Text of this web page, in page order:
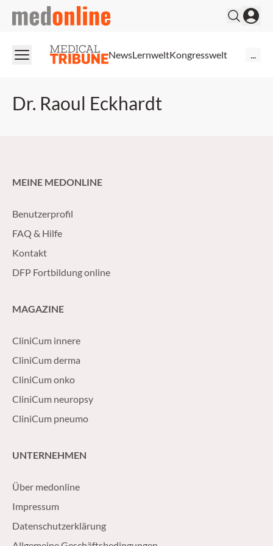
medonline
NewsLernweltKongresswelt
Dr. Raoul Eckhardt
MEINE MEDONLINE
Benutzerprofil
FAQ & Hilfe
Kontakt
DFP Fortbildung online
MAGAZINE
CliniCum innere
CliniCum derma
CliniCum onko
CliniCum neuropsy
CliniCum pneumo
UNTERNEHMEN
Über medonline
Impressum
Datenschutzerklärung